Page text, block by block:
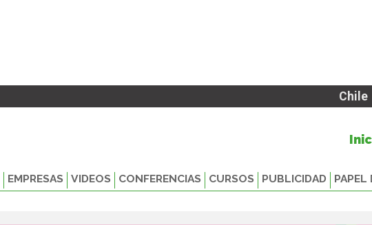
Chile
EMPRESAS VIDEOS CONFERENCIAS CURSOS PUBLICIDAD PAPEL